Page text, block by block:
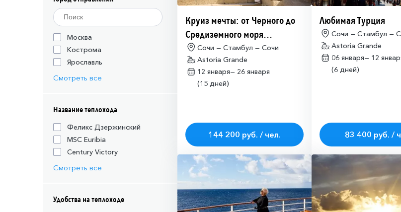
Москва
Кострома
Ярославль
Смотреть все
Название теплохода
Феликс Дзержинский
MSC Euribia
Century Victory
Смотреть все
Удобства на теплоходе
Круиз мечты: от Черного до
Средиземного моря
(необходимо оформлять
разрешение на посещение
Израиля (ETA-IL)
Сочи — Стамбул — Сочи
Astoria Grande
12 января— 26 января
(15 дней)
144 200 руб. / чел.
Любимая Турция
Сочи — Стамбул —
Astoria Grande
06 января— 12
(6 дней)
83 400 руб. /